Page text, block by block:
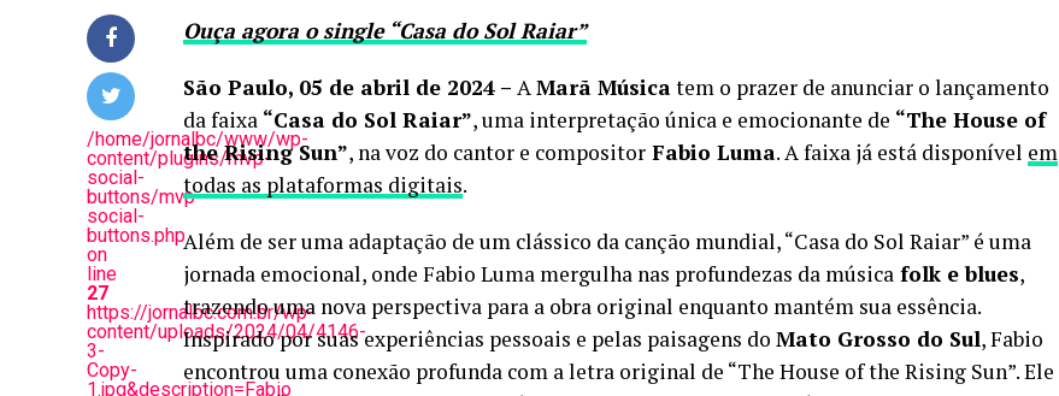
/home/jornalbc/www/wp-
content/plugins/mvp-
social-
buttons/mvp-
social-
buttons.php
on
line
27
https://jornalbc.com.br/wp-
content/uploads/2024/04/4146-
3-
Copy-
1.jpg&description=Fabio
Ouça agora o single “Casa do Sol Raiar”
São Paulo, 05 de abril de 2024 – AMarã Músicatem o prazer de anunciar o lançamento
da faixa “Casa do Sol Raiar”, uma interpretação única e emocionante de “The House of
the Rising Sun”, na voz do cantor e compositor Fabio Luma. A faixa já está disponível em
todas as plataformas digitais.
Além de ser uma adaptação de um clássico da canção mundial, “Casa do Sol Raiar” é uma
jornada emocional, onde Fabio Luma mergulha nas profundezas da música folk e blues,
trazendo uma nova perspectiva para a obra original enquanto mantém sua essência.
Inspirado por suas experiências pessoais e pelas paisagens do Mato Grosso do Sul, Fabio
encontrou uma conexão profunda com a letra original de “The House of the Rising Sun”. Ele